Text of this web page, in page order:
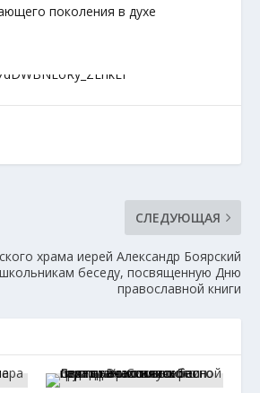
поколения в духе
СЛЕДУЮЩАЯ
храма иерей Александр Боярский
беседу, посвященную Дню
православной книги